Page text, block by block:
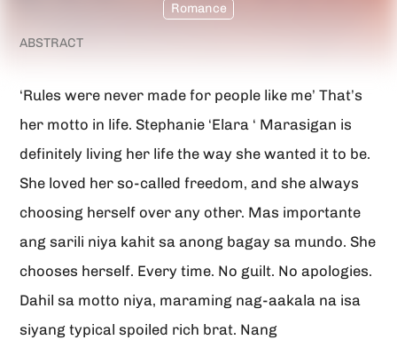
Romance
ABSTRACT
‘Rules were never made for people like me’ That’s
her motto in life. Stephanie ‘Elara ‘ Marasigan is
definitely living her life the way she wanted it to be.
She loved her so-called freedom, and she always
choosing herself over any other. Mas importante
ang sarili niya kahit sa anong bagay sa mundo. She
chooses herself. Every time. No guilt. No apologies.
Dahil sa motto niya, maraming nag-aakala na isa
siyang typical spoiled rich brat. Nang